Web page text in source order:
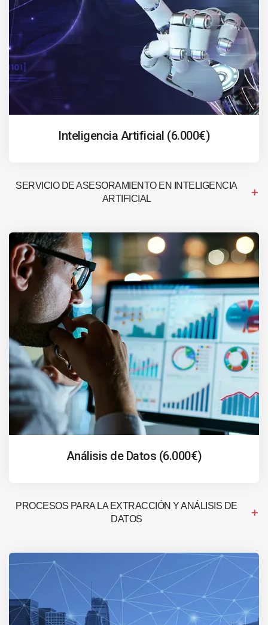
Inteligencia Artificial (6.000€)
SERVICIO DE ASESORAMIENTO EN INTELIGENCIA
ARTIFICIAL
Análisis de Datos (6.000€)
PROCESOS PARA LA EXTRACCIÓN Y ANÁLISIS DE
DATOS